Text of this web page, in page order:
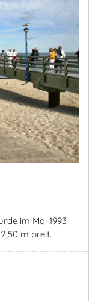
im Mai 1993
m breit.